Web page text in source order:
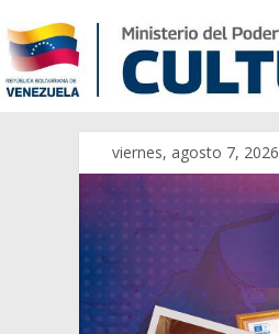
viernes, agosto 7, 2026